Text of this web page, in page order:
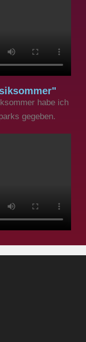
habe ich
gegeben.